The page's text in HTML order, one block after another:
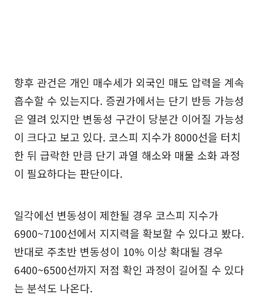
향후 관건은 개인 매수세가 외국인 매도 압력을 계속
흡수할 수 있는지다. 증권가에서는 단기 반등 가능성
은 열려 있지만 변동성 구간이 당분간 이어질 가능성
이 크다고 보고 있다. 코스피 지수가 8000선을 터치
한 뒤 급락한 만큼 단기 과열 해소와 매물 소화 과정
이 필요하다는 판단이다.
일각에선 변동성이 제한될 경우 코스피 지수가
6900~7100선에서 지지력을 확보할 수 있다고 봤다.
반대로 주초반 변동성이 10% 이상 확대될 경우
6400~6500선까지 저점 확인 과정이 길어질 수 있다
는 분석도 나온다.